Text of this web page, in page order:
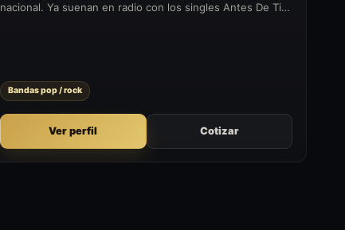
nacional. Ya suenan en radio con los singles Antes De Ti y
Bandas pop / rock
Ver perfil Cotizar